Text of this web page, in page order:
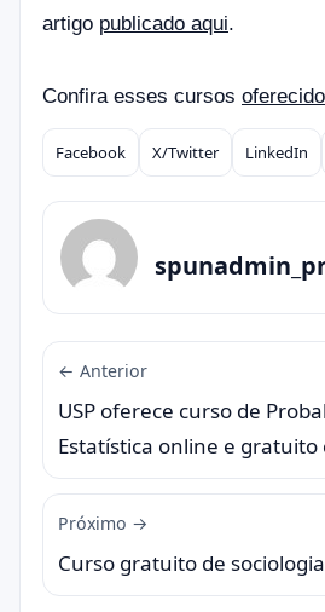
artigo publicado aqui.
Confira esses cursos
Compartilhar
Facebook X/Twitter LinkedIn
← Anterior
USP oferece curso de
Estatística online e
Próximo →
Curso gratuito de